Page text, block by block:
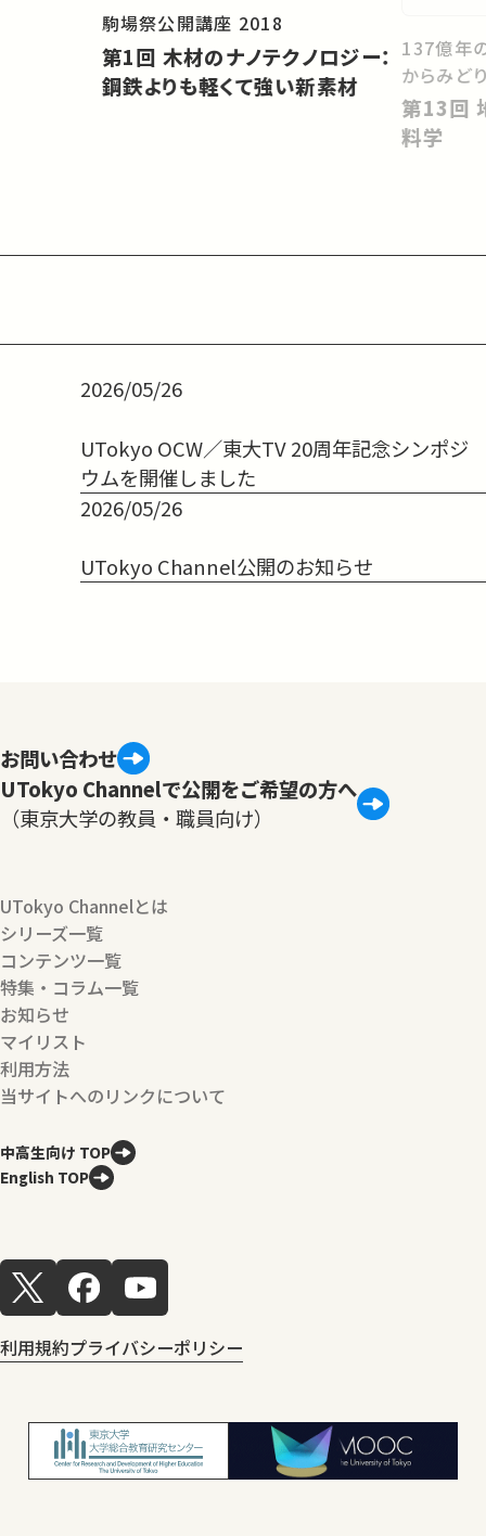
駒場祭公開講座 2018
第1回 木材のナノテクノロジー：
鋼鉄よりも軽くて強い新素材
137億年
からみど
第13回 地球環境の持続性と材
料学
2026/05/26
UTokyo OCW／東大TV 20周年記念シンポジ
ウムを開催しました
2026/05/26
UTokyo Channel公開のお知らせ
お問い合わせ
UTokyo Channelで公開をご希望の方へ
（東京大学の教員・職員向け）
UTokyo Channelとは
シリーズ一覧
コンテンツ一覧
特集・コラム一覧
お知らせ
マイリスト
利用方法
当サイトへのリンクについて
中高生向け TOP
English TOP
利用規約プライバシーポリシー